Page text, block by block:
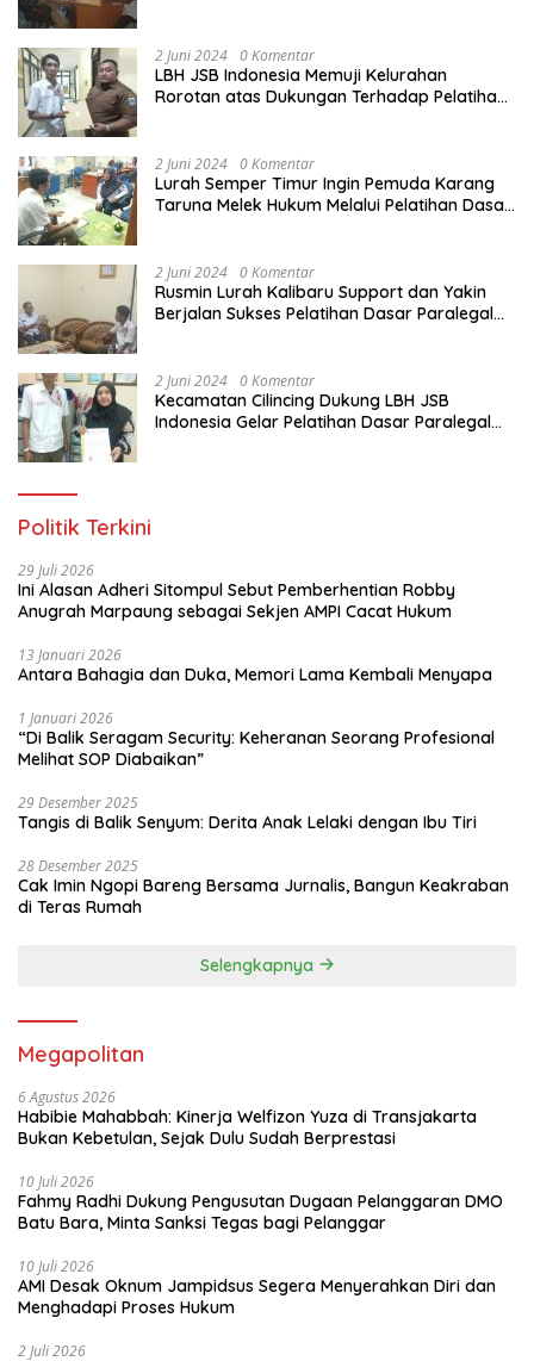
2 Juni 2024 0 Komentar
LBH JSB Indonesia Memuji Kelurahan
Rorotan atas Dukungan Terhadap Pelatihan
2 Juni 2024 0 Komentar
Lurah Semper Timur Ingin Pemuda Karang
Taruna Melek Hukum Melalui Pelatihan Dasar
2 Juni 2024 0 Komentar
Rusmin Lurah Kalibaru Support dan Yakin
Berjalan Sukses Pelatihan Dasar Paralegal
2 Juni 2024 0 Komentar
Kecamatan Cilincing Dukung LBH JSB
Indonesia Gelar Pelatihan Dasar Paralegal
Politik Terkini
29 Juli 2026
Ini Alasan Adheri Sitompul Sebut Pemberhentian Robby
Anugrah Marpaung sebagai Sekjen AMPI Cacat Hukum
13 Januari 2026
Antara Bahagia dan Duka, Memori Lama Kembali Menyapa
1 Januari 2026
“Di Balik Seragam Security: Keheranan Seorang Profesional
Melihat SOP Diabaikan”
29 Desember 2025
Tangis di Balik Senyum: Derita Anak Lelaki dengan Ibu Tiri
28 Desember 2025
Cak Imin Ngopi Bareng Bersama Jurnalis, Bangun Keakraban
di Teras Rumah
Selengkapnya
Megapolitan
6 Agustus 2026
Habibie Mahabbah: Kinerja Welfizon Yuza di Transjakarta
Bukan Kebetulan, Sejak Dulu Sudah Berprestasi
10 Juli 2026
Fahmy Radhi Dukung Pengusutan Dugaan Pelanggaran DMO
Batu Bara, Minta Sanksi Tegas bagi Pelanggar
10 Juli 2026
AMI Desak Oknum Jampidsus Segera Menyerahkan Diri dan
Menghadapi Proses Hukum
2 Juli 2026